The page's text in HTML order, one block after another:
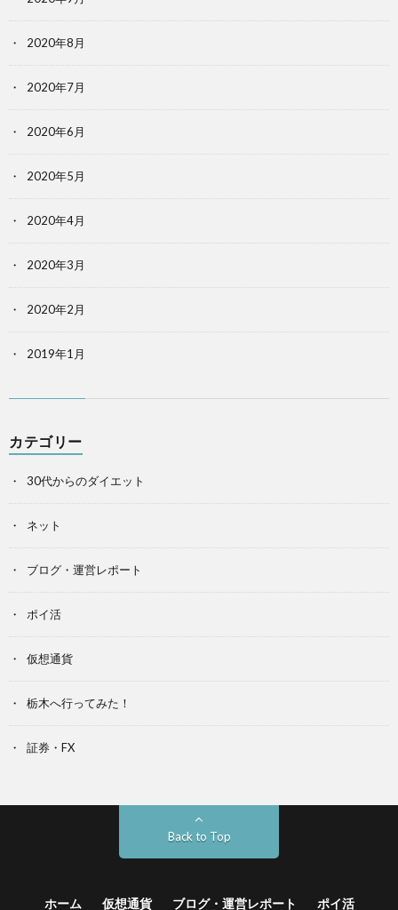
2020年8月
2020年7月
2020年6月
2020年5月
2020年4月
2020年3月
2020年2月
2019年1月
カテゴリー
30代からのダイエット
ネット
ブログ・運営レポート
ポイ活
仮想通貨
栃木へ行ってみた！
証券・FX
Back to Top
ホーム 仮想通貨 ブログ・運営レポート ポイ活